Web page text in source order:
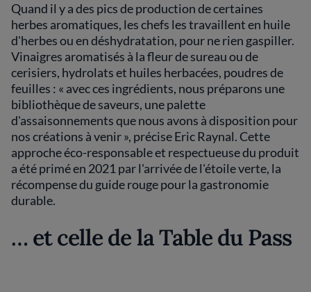
Quand il y a des pics de production de certaines
herbes aromatiques, les chefs les travaillent en huile
d'herbes ou en déshydratation, pour ne rien gaspiller.
Vinaigres aromatisés à la fleur de sureau ou de
cerisiers, hydrolats et huiles herbacées, poudres de
feuilles : « avec ces ingrédients, nous préparons une
bibliothèque de saveurs, une palette
d'assaisonnements que nous avons à disposition pour
nos créations à venir », précise Eric Raynal. Cette
approche éco-responsable et respectueuse du produit
a été primé en 2021 par l'arrivée de l'étoile verte, la
récompense du guide rouge pour la gastronomie
durable.
… et celle de la Table du Pass